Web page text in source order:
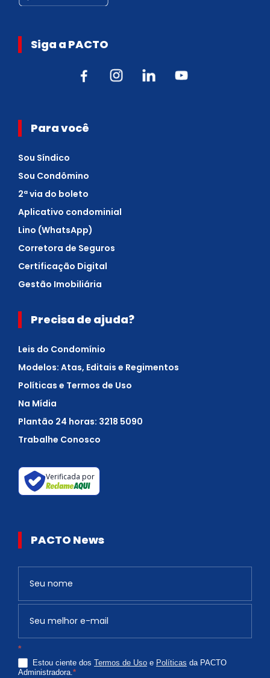
Siga a PACTO
Para você
Sou Síndico
Sou Condômino
2ª via do boleto
Aplicativo condominial
Lino (WhatsApp)
Corretora de Seguros
Certificação Digital
Gestão Imobiliária
Precisa de ajuda?
Leis do Condomínio
Modelos: Atas, Editais e Regimentos
Políticas e Termos de Uso
Na Mídia
Plantão 24 horas: 3218 5090
Trabalhe Conosco
Verificada por
PACTO News
*
Estou ciente dos Termos de Uso e Políticas da PACTO
Administradora.*
v
ê